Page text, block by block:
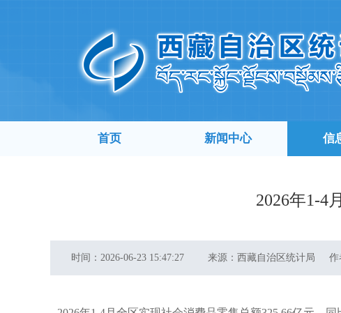
首页 新闻中心 信
2026年1-4
时间： 2026-06-23 15:47:27 来源： 西藏自治区统计局 作